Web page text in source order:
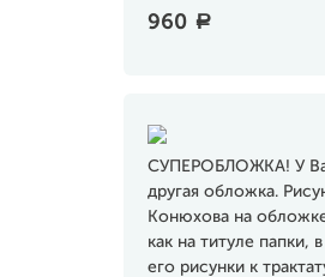
960 a
СУПЕРОБЛОЖКА! У
другая обложка.
Конюхова на
как на титуле папки,
его рисунки к